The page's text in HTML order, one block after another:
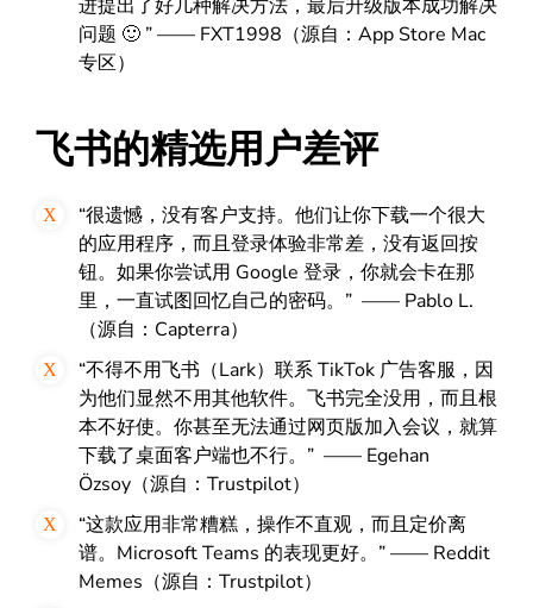
进提出了好几种解决方法，最后升级版本成功解决
问题 🙂 ” —— FXT1998（源自：App Store Mac
专区）
飞书的精选用户差评
“很遗憾，没有客户支持。他们让你下载一个很大
的应用程序，而且登录体验非常差，没有返回按
钮。如果你尝试用 Google 登录，你就会卡在那
里，一直试图回忆自己的密码。” —— Pablo L.
（源自：Capterra）
“不得不用飞书（Lark）联系 TikTok 广告客服，因
为他们显然不用其他软件。飞书完全没用，而且根
本不好使。你甚至无法通过网页版加入会议，就算
下载了桌面客户端也不行。” —— Egehan
Özsoy （源自：Trustpilot）
“这款应用非常糟糕，操作不直观，而且定价离
谱。Microsoft Teams 的表现更好。” —— Reddit
Memes （源自：Trustpilot）